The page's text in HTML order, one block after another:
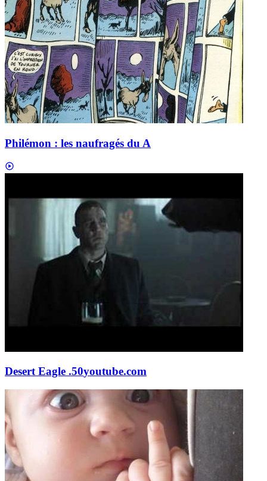
Philémon : les naufragés du A
Desert Eagle .50youtube.com